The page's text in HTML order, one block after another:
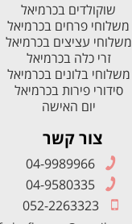
שוקולדים בכרמיאל
משלוחי פרחים בכרמיאל
משלוחי עציצים בכרמיאל
זרי כלה בכרמיאל
משלוחי בלונים בכרמיאל
סידורי פירות בכרמיאל
יום האישה
צור קשר
04-9989966
04-9580335
052-2263323